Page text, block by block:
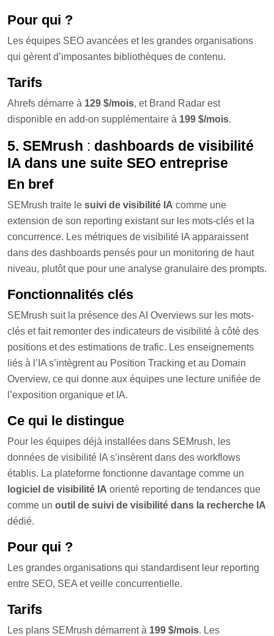
Pour qui ?
Les équipes SEO avancées et les grandes organisations
qui gèrent d’imposantes bibliothèques de contenu.
Tarifs
Ahrefs démarre à 129 $/mois, et Brand Radar est
disponible en add-on supplémentaire à 199 $/mois.
5. SEMrush : dashboards de visibilité
IA dans une suite SEO entreprise
En bref
SEMrush traite le suivi de visibilité IA comme une
extension de son reporting existant sur les mots-clés et la
concurrence. Les métriques de visibilité IA apparaissent
dans des dashboards pensés pour un monitoring de haut
niveau, plutôt que pour une analyse granulaire des prompts.
Fonctionnalités clés
SEMrush suit la présence des AI Overviews sur les mots-
clés et fait remonter des indicateurs de visibilité à côté des
positions et des estimations de trafic. Les enseignements
liés à l’IA s’intègrent au Position Tracking et au Domain
Overview, ce qui donne aux équipes une lecture unifiée de
l’exposition organique et IA.
Ce qui le distingue
Pour les équipes déjà installées dans SEMrush, les
données de visibilité IA s’insèrent dans des workflows
établis. La plateforme fonctionne davantage comme un
logiciel de visibilité IA orienté reporting de tendances que
comme un outil de suivi de visibilité dans la recherche IA
dédié.
Pour qui ?
Les grandes organisations qui standardisent leur reporting
entre SEO, SEA et veille concurrentielle.
Tarifs
Les plans SEMrush démarrent à 199 $/mois. Les